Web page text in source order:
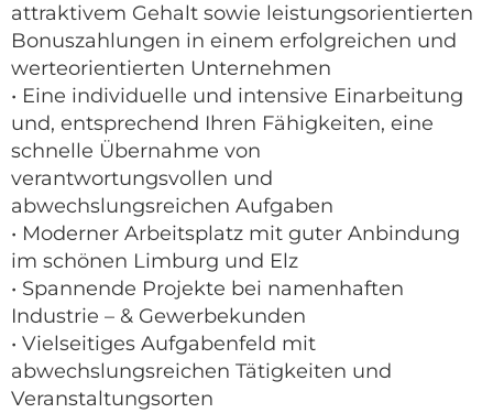
attraktivem Gehalt sowie leistungsorientierten
Bonuszahlungen in einem erfolgreichen und
werteorientierten Unternehmen
• Eine individuelle und intensive Einarbeitung
und, entsprechend Ihren Fähigkeiten, eine
schnelle Übernahme von
verantwortungsvollen und
abwechslungsreichen Aufgaben
• Moderner Arbeitsplatz mit guter Anbindung
im schönen Limburg und Elz
• Spannende Projekte bei namenhaften
Industrie – & Gewerbekunden
• Vielseitiges Aufgabenfeld mit
abwechslungsreichen Tätigkeiten und
Veranstaltungsorten